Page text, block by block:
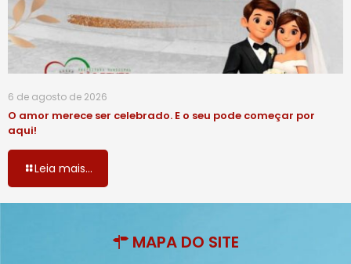
6 de agosto de 2026
O amor merece ser celebrado. E o seu pode começar por
aqui!
Leia mais...
MAPA DO SITE